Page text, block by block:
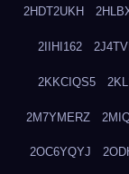
2HDT2UKH
2IIHI162
2KKCIQS5
2M7YMERZ
2OC6YQYJ